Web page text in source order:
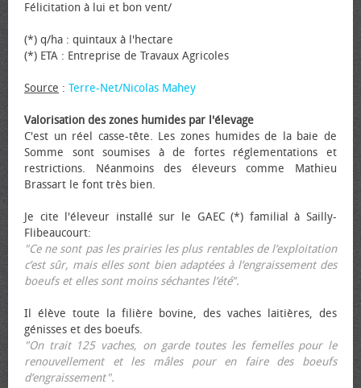
Félicitation à lui et bon vent/
(*) q/ha : quintaux à l'hectare
(*) ETA : Entreprise de Travaux Agricoles
Source : Terre-Net/Nicolas Mahey
Valorisation des zones humides par l'élevage
C'est un réel casse-tête. Les zones humides de la baie de
Somme sont soumises à de fortes réglementations et
restrictions. Néanmoins des éleveurs comme Mathieu
Brassart le font très bien.
Je cite l'éleveur installé sur le GAEC (*) familial à Sailly-
Flibeaucourt:
"Ce ne sont pas les prairies les plus rentables de l’exploitation
c’est sûr, mais elles sont bien adaptées à l’engraissement des
bœufs et elles sont moins séchantes l’été".
Il élève toute la filière bovine, des vaches laitières, des
génisses et des bœufs.
"On trait 125 vaches, on garde toutes les femelles pour le
renouvellement et les mâles pour en faire des bœufs
d’engraissement".